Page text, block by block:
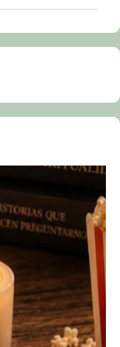
gairebé
la
2026-
viaje-